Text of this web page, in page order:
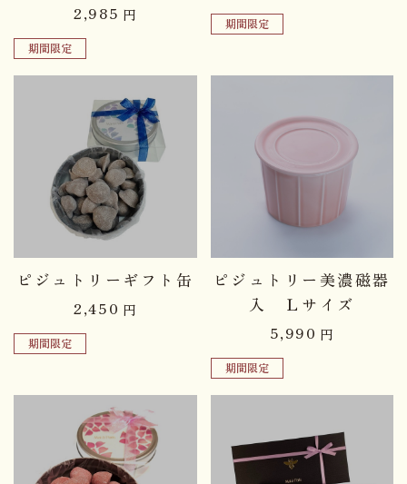
2,985 円
期間限定
期間限定
品切れ中
ピジュトリーギフト缶
2,450 円
期間限定
品切れ中
ピジュトリー美濃磁器
入 Ｌサイズ
5,990 円
期間限定